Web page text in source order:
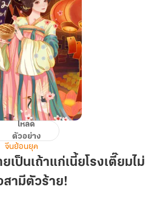
โหลด
ตัวอย่าง
จีนย้อนยุค
ป็นเถ้าแก่เนี้ยโรงเตี๊ยมไม่
สามีตัวร้าย!